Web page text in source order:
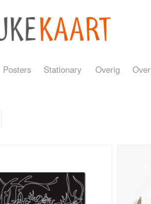
Posters Stationary Overig